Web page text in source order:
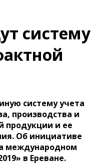
систему
систему учета
производства и
продукции и ее
Об инициативе
международном
в Ереване.